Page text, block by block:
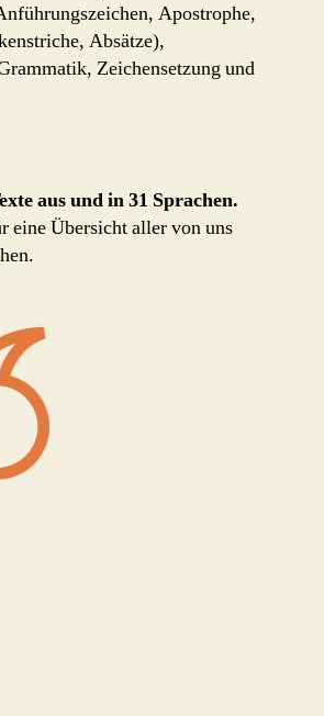
Apostrophe,
Absätze),
Zeichensetzung und
aus und in 31 Sprachen.
eine Übersicht aller von uns